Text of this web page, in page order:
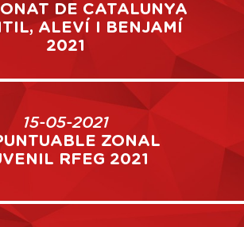
DE CATALUNYA
ALEVÍ I BENJAMÍ
2021
15-05-2021
ZONAL
RFEG 2021